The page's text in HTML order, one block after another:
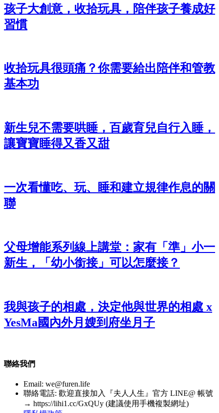
孩子大創意，收拾玩具，陪伴孩子養成好
習慣
收拾玩具很頭痛？你需要給出陪伴和管教
基本功
新生兒不需要哄睡，百歲育兒自行入睡，
讓寶寶睡得又香又甜
一次看懂吃、玩、睡和建立規律作息的關
聯
父母增能系列線上講堂：家有「準」小一
新生，「幼小銜接」可以怎麼接？
我與孩子的相處，決定他與世界的相處 x
YesMa國內外月嫂到府坐月子
聯絡我們
Email: we@furen.life
聯絡電話: 歡迎直接加入『夫人人生』官方 LINE@ 帳號
→ https://lihi1.cc/GxQUy (建議使用手機複製網址)